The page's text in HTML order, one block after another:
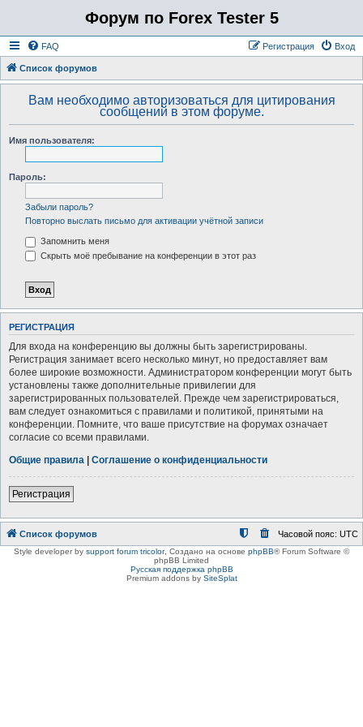
Форум по Forex Tester 5
FAQ Вход
Регистрация
Список форумов
Вам необходимо авторизоваться для цитирования
сообщений в этом форуме.
Имя пользователя:
Пароль:
Забыли пароль?
Повторно выслать письмо для активации учётной записи
Запомнить меня
Скрыть моё пребывание на конференции в этот раз
РЕГИСТРАЦИЯ
Для входа на конференцию вы должны быть зарегистрированы.
Регистрация занимает всего несколько минут, но предоставляет вам
более широкие возможности. Администратором конференции могут быть
установлены также дополнительные привилегии для
зарегистрированных пользователей. Прежде чем зарегистрироваться,
вам следует ознакомиться с правилами и политикой, принятыми на
конференции. Помните, что ваше присутствие на форумах означает
согласие со всеми правилами.
Общие правила | Соглашение о конфиденциальности
Регистрация
Список форумов Часовой пояс: UTC
Style developer by support forum tricolor, Создано на основе phpBB® Forum Software ©
phpBB Limited
Русская поддержка phpBB
Premium addons by SiteSplat